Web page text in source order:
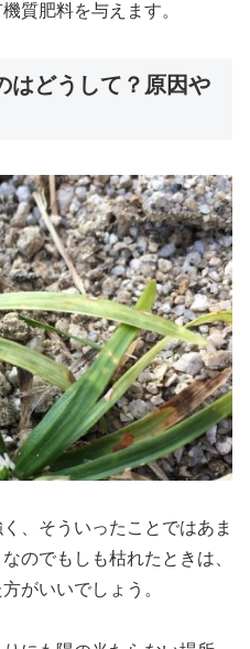
質肥料を与えます。
はどうして？原因や
、そういったことではあま
のでもしも枯れたときは、
がいいでしょう。